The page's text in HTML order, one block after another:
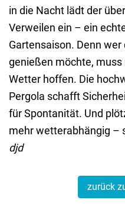
in die Nacht lädt der
Verweilen ein – ein
Gartensaison. Denn
genießen möchte,
Wetter hoffen. Die
Pergola schafft
für Spontanität. Und
mehr wetterabhängig –
djd
zurück